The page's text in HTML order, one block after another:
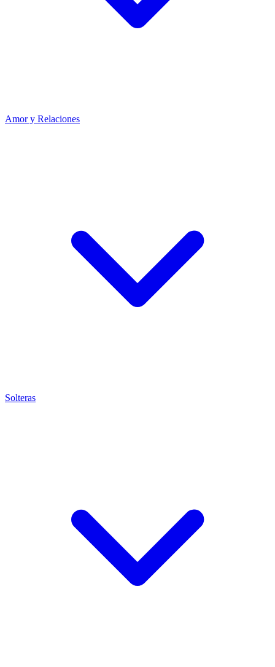
Amor y Relaciones
Solteras